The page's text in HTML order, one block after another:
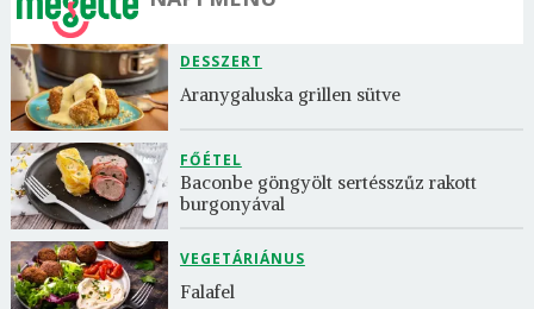
DESSZERT
Aranygaluska grillen sütve
FŐÉTEL
Baconbe göngyölt sertésszűz rakott
burgonyával
VEGETÁRIÁNUS
Falafel